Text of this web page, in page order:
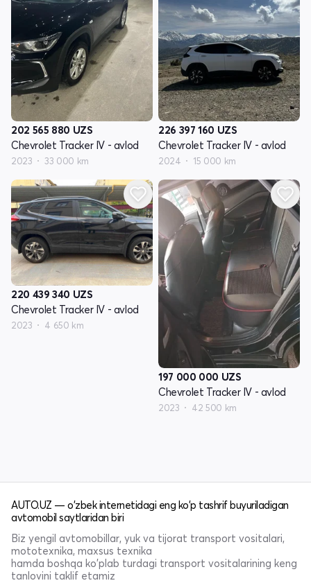
202 565 880 UZS
Chevrolet Tracker IV - avlod
2023 33 000 km
226 397 160 UZS
Chevrolet Tracker IV - avlod
2024 15 000 km
220 439 340 UZS
Chevrolet Tracker IV - avlod
2023 4 650 km
197 000 000 UZS
Chevrolet Tracker IV - avlod
2023 42 500 km
AUTO.UZ — o'zbek internetidagi eng ko'p tashrif buyuriladigan
avtomobil saytlaridan biri
Biz yengil avtomobillar, yuk va tijorat transport vositalari,
mototexnika, maxsus texnika
hamda boshqa ko'plab turdagi transport vositalarining keng
tanlovini taklif etamiz